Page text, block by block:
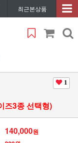
최근본상품
1
즈3종 선택형)
140,000원